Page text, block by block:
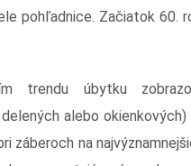
pohľadnice. Začiatok 60.
trendu úbytku
alebo
záberoch na